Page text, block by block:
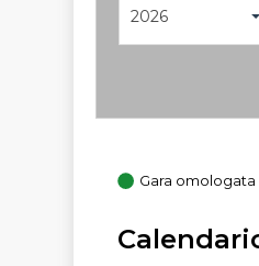
2026
Gara omologata